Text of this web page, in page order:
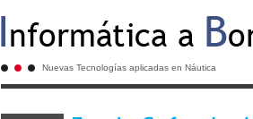
Nuevas Tecnologías aplicadas en Náutica